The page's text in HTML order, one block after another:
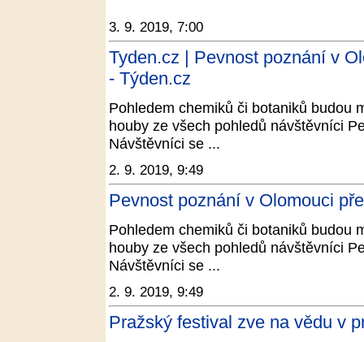
3. 9. 2019, 7:00
Tyden.cz | Pevnost poznání v
- Týden.cz
Pohledem chemiků či botaniků budou
houby ze všech pohledů návštěvníci
Návštěvníci se ...
2. 9. 2019, 9:49
Pevnost poznání v Olomouci
Pohledem chemiků či botaniků budou
houby ze všech pohledů návštěvníci
Návštěvníci se ...
2. 9. 2019, 9:49
Pražský festival zve na vědu v